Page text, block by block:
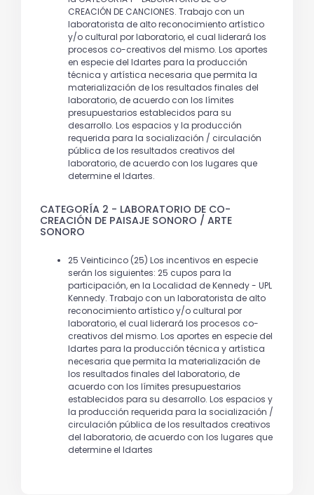
CREACIÓN DE CANCIONES. Trabajo con un
laboratorista de alto reconocimiento artístico
y/o cultural por laboratorio, el cual liderará los
procesos co-creativos del mismo. Los aportes
en especie del Idartes para la producción
técnica y artística necesaria que permita la
materialización de los resultados finales del
laboratorio, de acuerdo con los límites
presupuestarios establecidos para su
desarrollo. Los espacios y la producción
requerida para la socialización / circulación
pública de los resultados creativos del
laboratorio, de acuerdo con los lugares que
determine el Idartes.
CATEGORÍA 2 - LABORATORIO DE CO-
CREACIÓN DE PAISAJE SONORO / ARTE
SONORO
25 Veinticinco (25) Los incentivos en especie
serán los siguientes: 25 cupos para la
participación, en la Localidad de Kennedy - UPL
Kennedy. Trabajo con un laboratorista de alto
reconocimiento artístico y/o cultural por
laboratorio, el cual liderará los procesos co-
creativos del mismo. Los aportes en especie del
Idartes para la producción técnica y artística
necesaria que permita la materialización de
los resultados finales del laboratorio, de
acuerdo con los límites presupuestarios
establecidos para su desarrollo. Los espacios y
la producción requerida para la socialización /
circulación pública de los resultados creativos
del laboratorio, de acuerdo con los lugares que
determine el Idartes